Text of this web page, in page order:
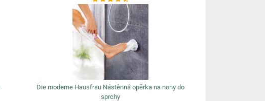
Die moderne Hausfrau Nástěnná opěrka na nohy do
sprchy